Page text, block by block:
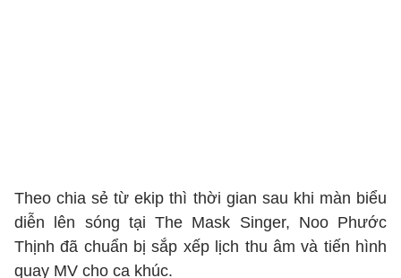
Theo chia sẻ từ ekip thì thời gian sau khi màn biểu
diễn lên sóng tại The Mask Singer, Noo Phước
Thịnh đã chuẩn bị sắp xếp lịch thu âm và tiến hình
quay MV cho ca khúc.